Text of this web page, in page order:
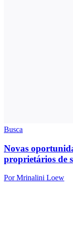
Busca
Novas
proprietários de
Por Mrinalini Loew